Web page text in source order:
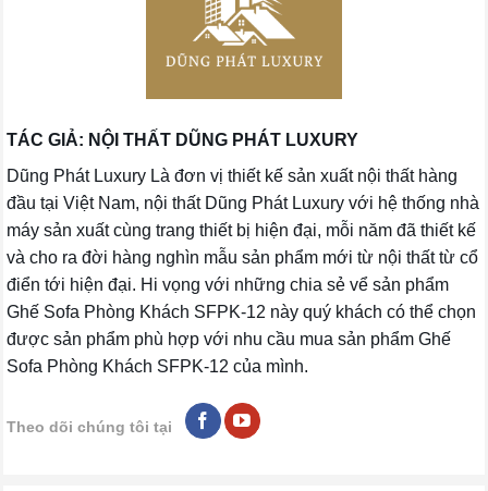
TÁC GIẢ: NỘI THẤT DŨNG PHÁT LUXURY
Dũng Phát Luxury Là đơn vị thiết kế sản xuất nội thất hàng
đầu tại Việt Nam, nội thất Dũng Phát Luxury với hệ thống nhà
máy sản xuất cùng trang thiết bị hiện đại, mỗi năm đã thiết kế
và cho ra đời hàng nghìn mẫu sản phẩm mới từ nội thất từ cổ
điển tới hiện đại. Hi vọng với những chia sẻ vể sản phẩm
Ghế Sofa Phòng Khách SFPK-12 này quý khách có thể chọn
được sản phẩm phù hợp với nhu cầu mua sản phẩm Ghế
Sofa Phòng Khách SFPK-12 của mình.
Theo dõi chúng tôi tại